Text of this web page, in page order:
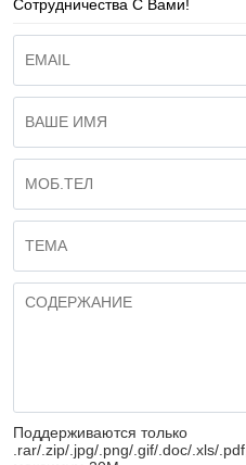
Сотрудничества С Вами!
Поддерживаются только
.rar/.zip/.jpg/.png/.gif/.doc/.xls/.pdf,